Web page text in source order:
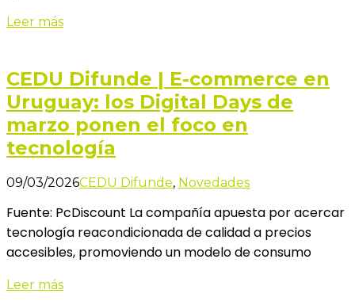
Leer más
CEDU Difunde | E-commerce en
Uruguay: los Digital Days de
marzo ponen el foco en
tecnología
09/03/2026CEDU Difunde, Novedades
Fuente: PcDiscount La compañía apuesta por acercar
tecnología reacondicionada de calidad a precios
accesibles, promoviendo un modelo de consumo
Leer más